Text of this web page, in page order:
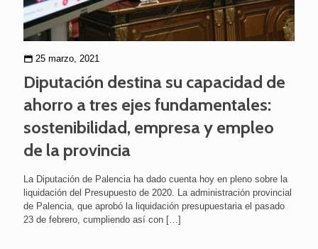
25 marzo, 2021
Diputación destina su capacidad de
ahorro a tres ejes fundamentales:
sostenibilidad, empresa y empleo
de la provincia
La Diputación de Palencia ha dado cuenta hoy en pleno sobre la
liquidación del Presupuesto de 2020. La administración provincial
de Palencia, que aprobó la liquidación presupuestaria el pasado
23 de febrero, cumpliendo así con […]